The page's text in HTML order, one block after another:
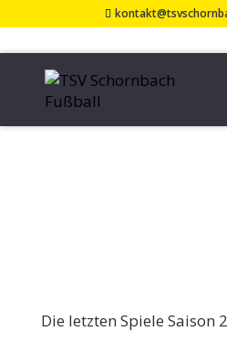
2026
Die letzten Spiele Saison